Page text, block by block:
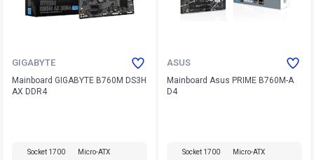
GIGABYTE
Mainboard GIGABYTE B760M DS3H
AX DDR4
Socket 1700
Micro-ATX
ASUS
Mainboard Asus PRIME B760M-A
D4
Socket 1700
Micro-ATX